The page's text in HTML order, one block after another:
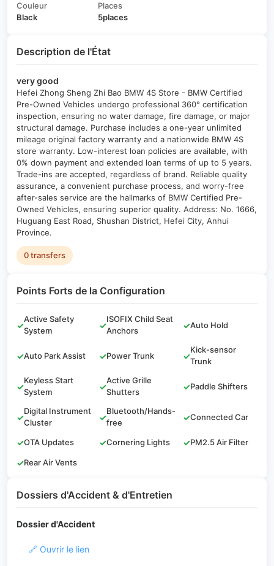
Couleur
Black
Places
5places
Description de l'État
very good
Hefei Zhong Sheng Zhi Bao BMW 4S Store - BMW Certified
Pre-Owned Vehicles undergo professional 360° certification
inspection, ensuring no water damage, fire damage, or major
structural damage. Purchase includes a one-year unlimited
mileage original factory warranty and a nationwide BMW 4S
store warranty. Low-interest loan policies are available, with
0% down payment and extended loan terms of up to 5 years.
Trade-ins are accepted, regardless of brand. Reliable quality
assurance, a convenient purchase process, and worry-free
after-sales service are the hallmarks of BMW Certified Pre-
Owned Vehicles, ensuring superior quality. Address: No. 1666,
Huguang East Road, Shushan District, Hefei City, Anhui
Province.
0 transfers
Points Forts de la Configuration
✓
Active Safety
System
✓
ISOFIX Child Seat
Anchors
✓Auto Hold
✓Auto Park Assist ✓Power Trunk ✓
Kick-sensor
Trunk
✓
Keyless Start
System
✓
Active Grille
Shutters
✓Paddle Shifters
✓
Digital Instrument
Cluster
✓
Bluetooth/Hands-
free
✓Connected Car
✓OTA Updates ✓Cornering Lights ✓PM2.5 Air Filter
✓Rear Air Vents
Dossiers d'Accident & d'Entretien
Dossier d'Accident
🔗 Ouvrir le lien